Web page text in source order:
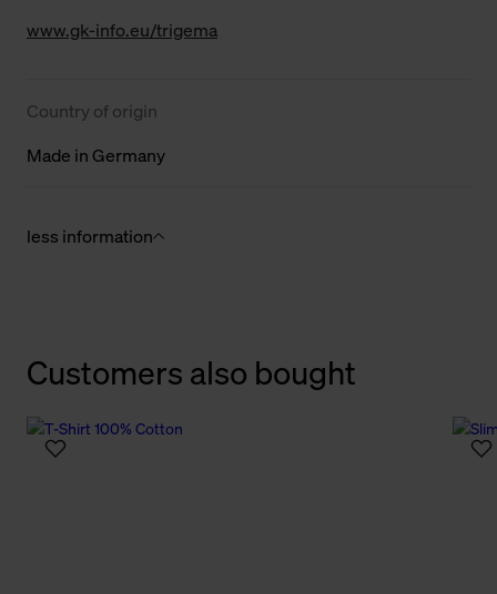
www.gk-info.eu/trigema
Country of origin
Made in Germany
less information
Customers also bought